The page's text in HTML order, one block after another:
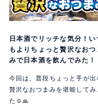
日本酒でリッチな気分！い
もよりちょっと贅沢なおつ
みで日本酒を飲んでみた！
今回は、普段ちょっと手が出
贅沢なおつまみを堪能してみ
た☺️🙏